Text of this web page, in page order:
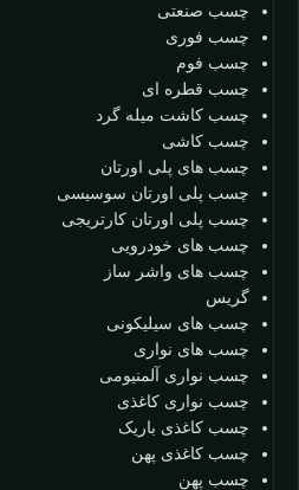
چسب صنعتی
چسب فوری
چسب فوم
چسب قطره ای
چسب کاشت میله گرد
چسب کاشی
چسب های پلی اورتان
چسب پلی اورتان سوسیسی
چسب پلی اورتان کارتریجی
چسب های خودرویی
چسب های واشر ساز
گریس
چسب های سیلیکونی
چسب های نواری
چسب نواری آلمنیومی
چسب نواری کاغذی
چسب کاغذی باریک
چسب کاغذی پهن
چسب پهن